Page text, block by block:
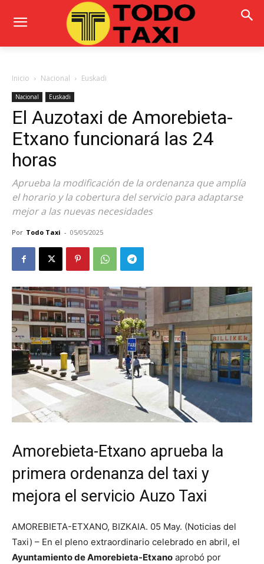
Inicio Nacional Euskadi
Nacional Euskadi
El Auzotaxi de Amorebieta-
Etxano funcionará las 24
horas
Aprueba la modificación de la ordenanza que amplía
el horario y la cobertura del servicio para adaptarse
mejor a las nuevas necesidades
Por Todo Taxi - 05/05/2025
Amorebieta-Etxano aprueba la
primera ordenanza del taxi y
mejora el servicio Auzo Taxi
AMOREBIETA-ETXANO, BIZKAIA. 05 May. (Noticias del
Taxi) – En el pleno extraordinario celebrado en abril, el
Ayuntamiento de Amorebieta-Etxano aprobó por